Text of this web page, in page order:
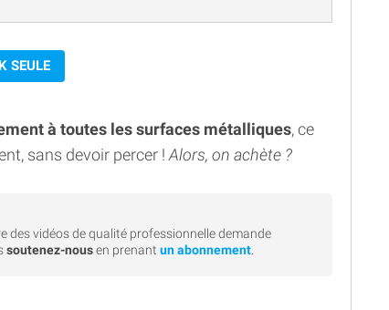
SEULE
à toutes les surfaces métalliques, ce
sans devoir percer ! Alors, on achète ?
des vidéos de qualité professionnelle demande
soutenez-nousen prenant un abonnement